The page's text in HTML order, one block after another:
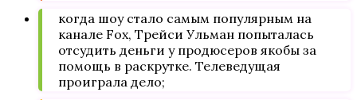
когда шоу стало самым популярным на
канале Fox, Трейси Ульман попыталась
отсудить деньги у продюсеров якобы за
помощь в раскрутке. Телеведущая
проиграла дело;